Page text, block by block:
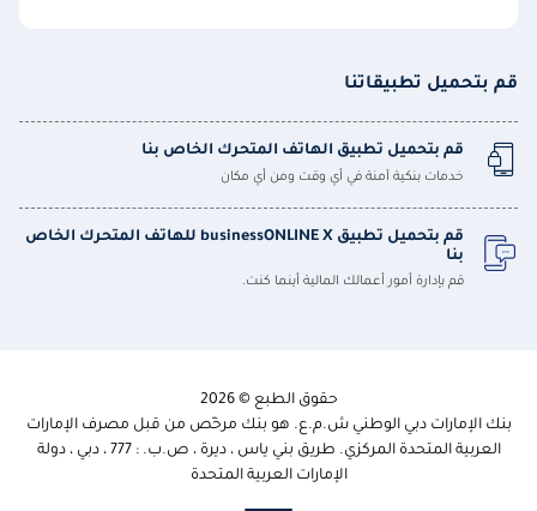
قم بتحميل تطبيقاتنا
قم بتحميل تطبيق الهاتف المتحرك الخاص بنا
خدمات بنكية آمنة في أي وقت ومن أي مكان
قم بتحميل تطبيق businessONLINE X للهاتف المتحرك الخاص
بنا
قم بإدارة أمور أعمالك المالية أينما كنت.
حقوق الطبع © 2026
بنك الإمارات دبي الوطني ش.م.ع. هو بنك مرخّص من قبل مصرف الإمارات
العربية المتحدة المركزي. طريق بني ياس ، ديرة ، ص.ب. : 777 ، دبي ، دولة
الإمارات العربية المتحدة